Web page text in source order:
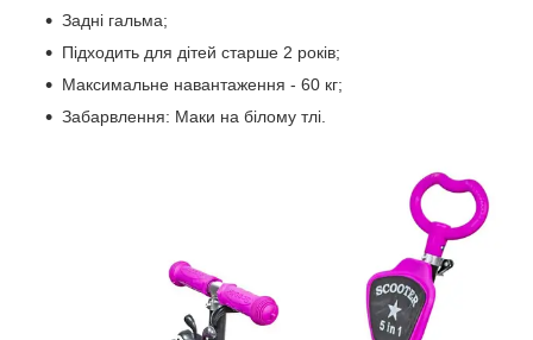
Задні гальма;
Підходить для дітей старше 2 років;
Максимальне навантаження - 60 кг;
Забарвлення: Маки на білому тлі.